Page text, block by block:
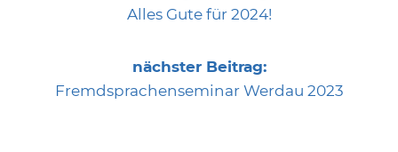
Alles Gute für 2024!
nächster Beitrag:
Fremdsprachenseminar Werdau 2023